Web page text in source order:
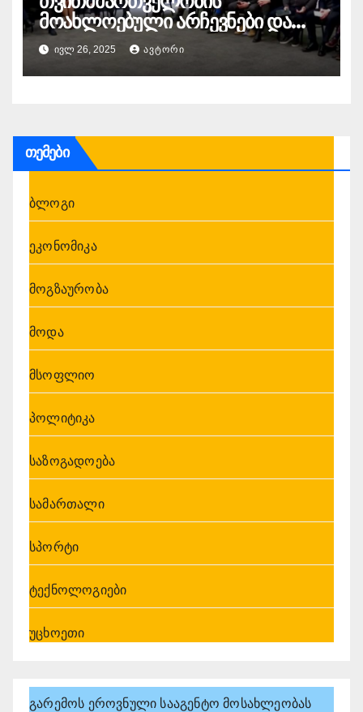
მოახლოებული არჩევნები და
დაბნეული ოპოზიცია.
„ქრონიკის“ სიუჟეტი
ᲘᲕᲚ 26, 2025 ᲐᲕᲢᲝᲠᲘ
თემები
ბლოგი
ეკონომიკა
მოგზაურობა
მოდა
მსოფლიო
პოლიტიკა
საზოგადოება
სამართალი
სპორტი
ტექნოლოგიები
უცხოეთი
გარემოს ეროვნული სააგენტო მოსახლეობას